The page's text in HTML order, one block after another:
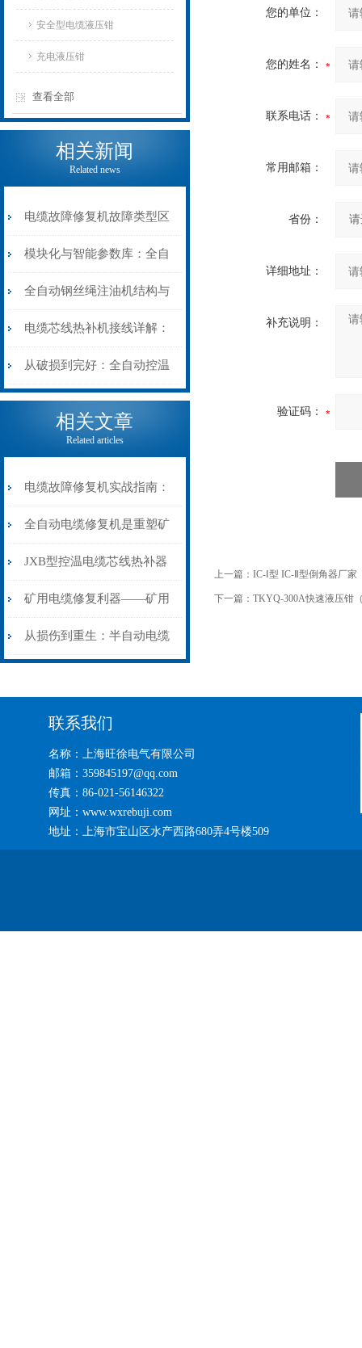
安全型电缆液压钳
充电液压钳
查看全部
相关新闻
Related news
电缆故障修复机故障类型区
分指南：从“绝缘电
阻”到“波形特征”的精准诊
断逻辑
模块化与智能参数库：全自
动电缆修复机的快速换型逻
辑
全自动钢丝绳注油机结构与
工作原理：揭秘高效润滑的
机械密码
电缆芯线热补机接线详解：
从入门到精通
从破损到完好：全自动控温
电缆热补机的核心价值
相关文章
Related articles
电缆故障修复机实战指南：
从“盲测”到“精确定点”的三
步作业法
全自动电缆修复机是重塑矿
山电力动脉的“智能外科医
生”
JXB型控温电缆芯线热补器
安装与接线：精准修复的工
艺基石
矿用电缆修复利器——矿用
电缆热补机智能控温，安全
从损伤到重生：半自动电缆
您的单位：
您的姓名：
联系电话：
常用邮箱：
省份：
详细地址：
补充说明：
验证码：
上一篇： IC-Ⅰ型 IC-Ⅱ型倒角器厂家
下一篇： TKYQ-300A快速液压钳
联系我们
名称：上海旺徐电气有限公司
邮箱：359845197@qq.com
传真：86-021-56146322
网址：www.wxrebuji.com
地址：上海市宝山区水产西路680弄4号楼509